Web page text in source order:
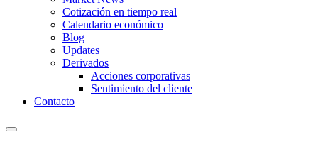
Cotización en tiempo real
Calendario económico
Blog
Updates
Derivados
Acciones corporativas
Sentimiento del cliente
Contacto